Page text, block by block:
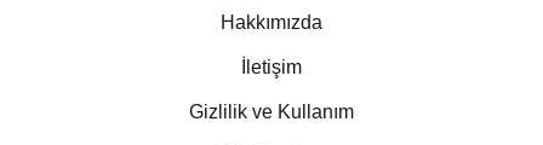
Hakkımızda
İletişim
Gizlilik ve Kullanım